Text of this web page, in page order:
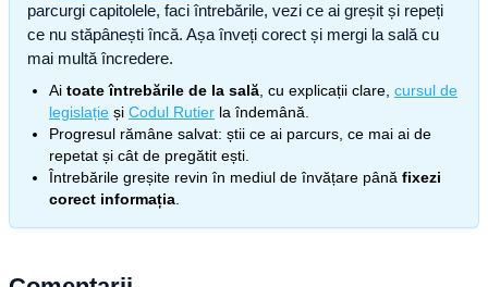
parcurgi capitolele, faci întrebările, vezi ce ai greșit și repeți
ce nu stăpânești încă. Așa înveți corect și mergi la sală cu
mai multă încredere.
Ai toate întrebările de la sală , cu explicații clare, cursul de
legislație și Codul Rutier la îndemână.
Progresul rămâne salvat: știi ce ai parcurs, ce mai ai de
repetat și cât de pregătit ești.
Întrebările greșite revin în mediul de învățare până fixezi
corect informația